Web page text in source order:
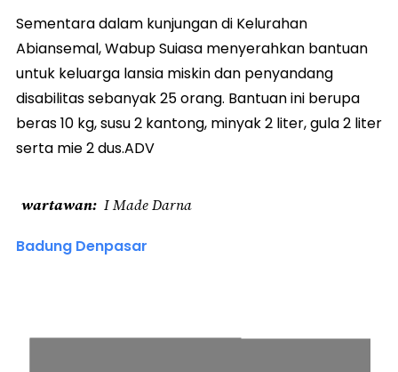
Sementara dalam kunjungan di Kelurahan
Abiansemal, Wabup Suiasa menyerahkan bantuan
untuk keluarga lansia miskin dan penyandang
disabilitas sebanyak 25 orang. Bantuan ini berupa
beras 10 kg, susu 2 kantong, minyak 2 liter, gula 2 liter
serta mie 2 dus.ADV
wartawan I Made Darna
Badung Denpasar